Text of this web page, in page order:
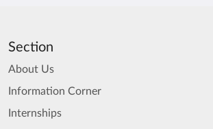
Section
About Us
Information Corner
Internships